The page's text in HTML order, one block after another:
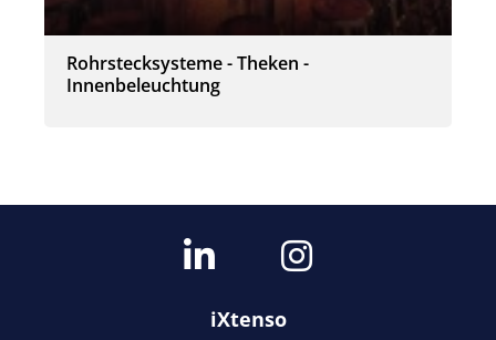
Rohrstecksysteme - Theken -
Innenbeleuchtung
iXtenso